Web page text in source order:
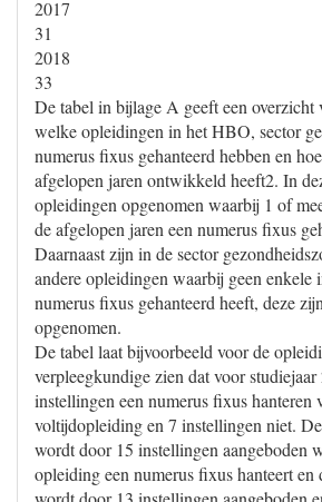
2017
31
2018
33
De tabel in bijlage A geeft een overzicht
welke opleidingen in het HBO, sector
numerus fixus gehanteerd hebben en
afgelopen jaren ontwikkeld heeft2. In
opleidingen opgenomen waarbij 1 of
de afgelopen jaren een numerus fixus
Daarnaast zijn in de sector
andere opleidingen waarbij geen enkele
numerus fixus gehanteerd heeft, deze
opgenomen.
De tabel laat bijvoorbeeld voor de
verpleegkundige zien dat voor
instellingen een numerus fixus hanteren
voltijdopleiding en 7 instellingen niet.
wordt door 15 instellingen aangeboden
opleiding een numerus fixus hanteert